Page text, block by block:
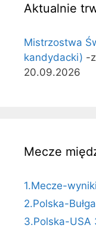
Aktualnie
Mistrzostwa
kandydacki) -
20.09.2026
Mecze
1.Mecze-
2.Polska-
3.Polska-USA